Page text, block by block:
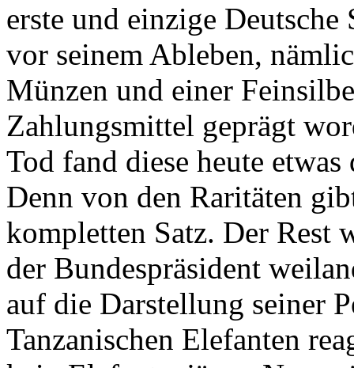
erste und einzige Deutsche
vor seinem Ableben,
Münzen und einer
Zahlungsmittel geprägt
Tod fand diese heute
Denn von den Raritäten
kompletten Satz. Der Rest
der Bundespräsident
auf die Darstellung seiner
Tanzanischen Elefanten